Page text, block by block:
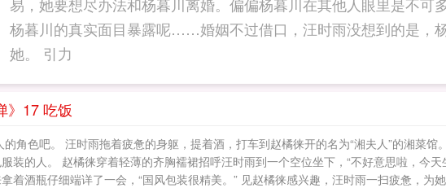
杨暮川的真实面目暴露呢……婚姻不过借口，汪时雨没想到的是，
她。 引力
》17 吃饭
角色吧。 汪时雨拖着疲惫的身躯，提着酒，打车到赵橘徕开的名为“湘夫人”的湘菜
装的人。 赵橘徕穿着轻薄的齐胸襦裙招呼汪时雨到一个空位坐下，“不好意思啦，今
着酒瓶仔细端详了一会，“国风包装很精美。” 见赵橘徕感兴趣，汪时雨一扫疲惫，为